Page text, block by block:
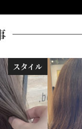
スタイル